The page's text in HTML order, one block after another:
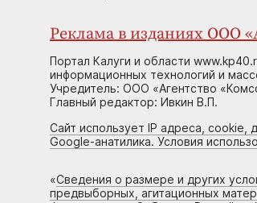
Реклама в изданиях ООО
Портал Калуги и области
информационных технологий и
Учредитель: ООО «Агентство
Главный редактор: Ивкин В.П.
Сайт использует IP адреса, cookie,
Google-анатилика. Условия
«Сведения о размере и других
предвыборных, агитационных